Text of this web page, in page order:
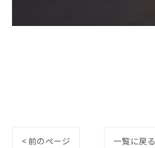
< 前のページ 一覧に戻る